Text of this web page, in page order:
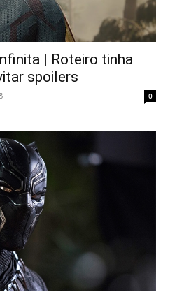
| Roteiro tinha
spoilers
0